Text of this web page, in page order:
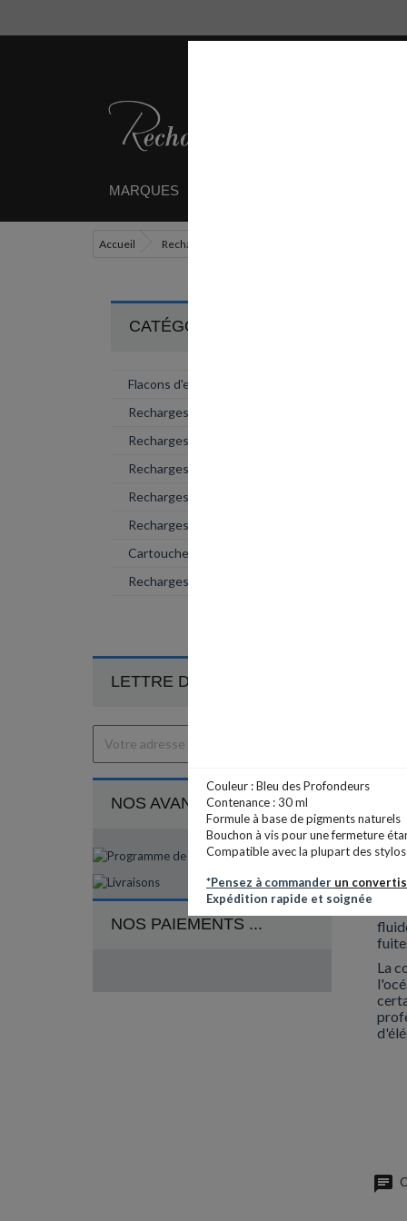
MARQUES
Accueil Recharges
CATÉGORIES
Flacons d'encre
Recharges rollers (+gel)
Recharges mines
Recharges feutres
Recharges génériques
Recharges billes
Cartouches d'encre
Recharges mini billes
LETTRE D'INFORMATION
NOS AVANTAGES ...
NOS PAIEMENTS ...
Le
La
Couleur : Bleu des Profondeurs
Contenance : 30 ml
Formule à base de pigments naturels
Bouchon à vis pour une fermeture
Compatible avec la plupart des
*Pensez à commander un
Expédition rapide et soignée